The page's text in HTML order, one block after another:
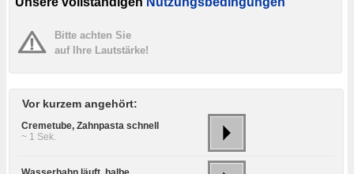
Bitte achten Sie
auf Ihre Lautstärke!
Vor kurzem angehört:
Cremetube, Zahnpasta schnell
~ 1 Sek.